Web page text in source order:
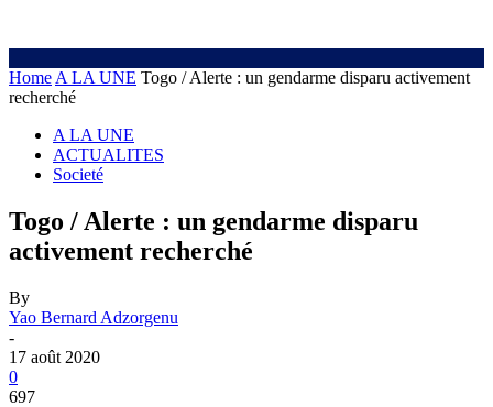
Home A LA UNE Togo / Alerte : un gendarme disparu activement
recherché
A LA UNE
ACTUALITES
Societé
Togo / Alerte : un gendarme disparu
activement recherché
By
Yao Bernard Adzorgenu
-
17 août 2020
0
697